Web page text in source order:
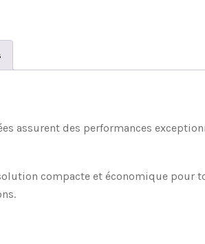
assurent des performances
compacte et économique